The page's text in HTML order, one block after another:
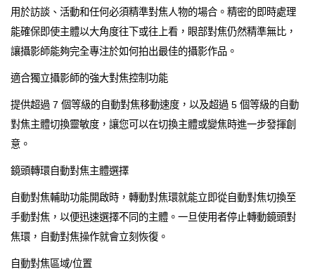
用於訪談、活動和任何必須精準對焦人物的場合。精密的即時處理
能確保即使主體以大角度往下或往上看，眼部對焦仍然精準無比，
讓攝影師能夠完全專注於如何拍出最佳的攝影作品。
適合獨立攝影師的強大對焦控制功能
提供超過 7 個等級的自動對焦移動速度，以及超過 5 個等級的自動
對焦主體切換靈敏度，讓您可以在切換主體或變焦時進一步發揮創
意。
鏡頭轉環自動對焦主體選擇
自動對焦輔助功能開啟時，轉動對焦環就能立即從自動對焦切換至
手動對焦，以便迅速選擇不同的主體。一旦使用者停止轉動鏡頭對
焦環，自動對焦操作就會立刻恢復。
自動對焦區域/位置